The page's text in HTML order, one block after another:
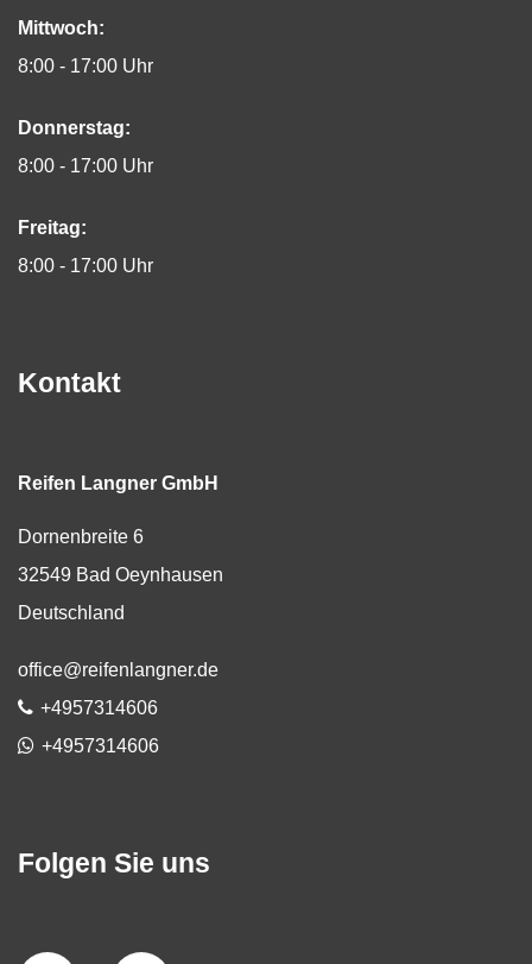
Mittwoch:
8:00 - 17:00 Uhr
Donnerstag:
8:00 - 17:00 Uhr
Freitag:
8:00 - 17:00 Uhr
Kontakt
Reifen Langner GmbH
Dornenbreite 6
32549 Bad Oeynhausen
Deutschland
E-Mail:
office@reifenlangner.de
Telefon:
+4957314606
WhatsApp
+4957314606
Folgen Sie uns